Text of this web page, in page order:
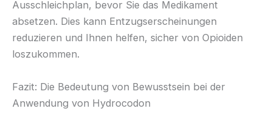
Ausschleichplan, bevor Sie das Medikament
absetzen. Dies kann Entzugserscheinungen
reduzieren und Ihnen helfen, sicher von Opioiden
loszukommen.
Fazit: Die Bedeutung von Bewusstsein bei der
Anwendung von Hydrocodon